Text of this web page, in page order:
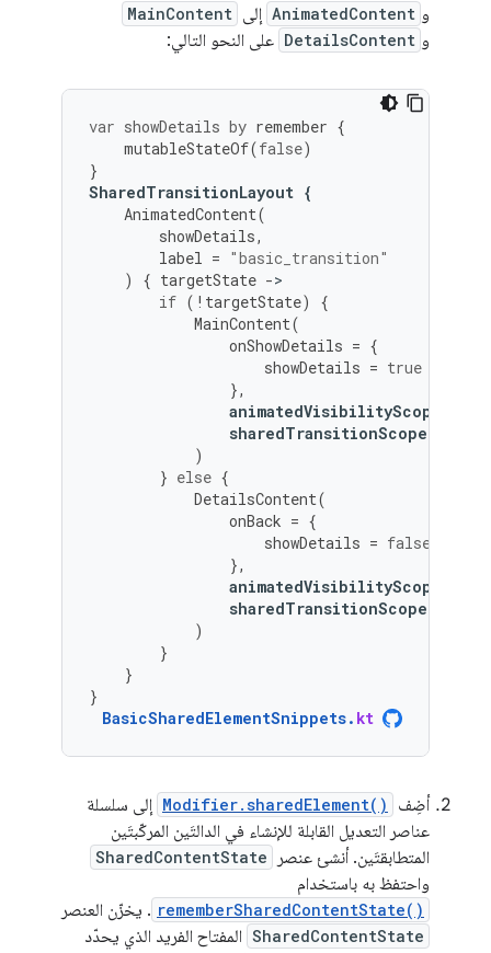
و AnimatedContent إلى MainContent
و DetailsContent على النحو التالي:
var showDetails by remember {
mutableStateOf(false)
}
SharedTransitionLayout {
AnimatedContent(
showDetails,
label = "basic_transition"
)
{ targetState -
if ( ! targetState)
{
MainContent(
onShowDetails = {
showDetails = true
},
animatedVisibilityScope
sharedTransitionScope
)
} else {
DetailsContent(
onBack = {
showDetails = false
},
animatedVisibilityScope
sharedTransitionScope
)
}
}
}
BasicSharedElementSnippets. kt
أضِف Modifier.sharedElement() إلى سلسلة
عناصر التعديل القابلة للإنشاء في الدالتَين المركّبتَين
المتطابقتَين. أنشئ عنصر
SharedContentState
واحتفظ به باستخدام
rememberSharedContentState() . يخزّن العنصر
SharedContentState المفتاح الفريد الذي يحدّد